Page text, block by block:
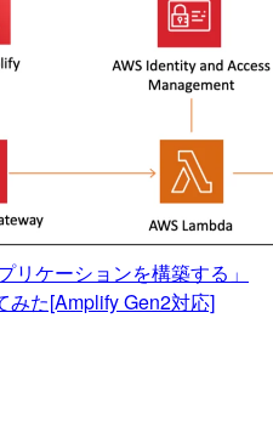
ケーションを構築する」
みた[Amplify Gen2対応]